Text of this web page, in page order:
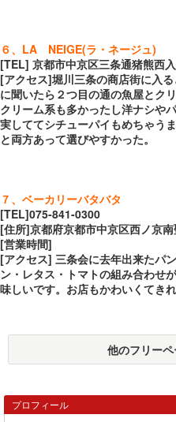
６、LA NEIGE(ラ・ネージュ)
[TEL] 京都市中京区三条通猪熊西
[アクセス]堀川三条の商店街に入
に聞いたら２つ目の通の魚屋とク
クリーム系も多かったし洋ナシや
実しててシチューパイもめちゃう
と両方あって選びやすかった。
７、ベーカリーバタバタ
[TEL]075-841-0300
[住所]京都府京都市中京区西ノ京南
[営業時間]
[アクセス] 三条会に去年出来たパ
ン・レタス・トマトの組み合わせ
味しいです。お店もかわいくてき
他のフリー
プロフィール